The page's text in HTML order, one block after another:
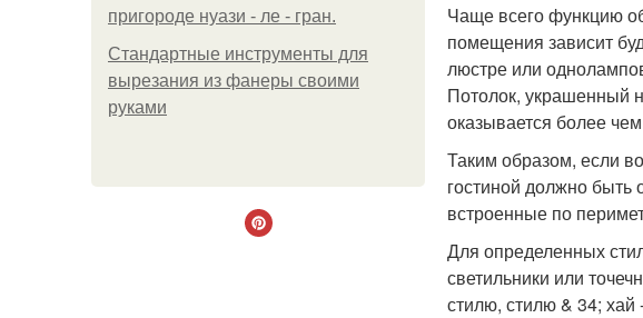
пригороде нуази - ле - гран.
Стандартные инструменты для
вырезания из фанеры своими
руками
Чаще всего функцию
помещения зависит
люстре или
Потолок, украшенный
оказывается более
Таким образом, если
гостиной должно быть
встроенные по
Для определенных
светильники или
стилю, стилю & 34; хай